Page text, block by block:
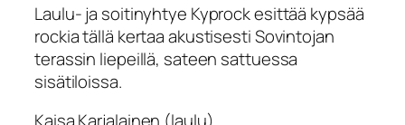
Laulu- ja soitinyhtye Kyprock esittää kypsää
rockia tällä kertaa akustisesti Sovintojan
terassin liepeillä, sateen sattuessa
sisätiloissa.